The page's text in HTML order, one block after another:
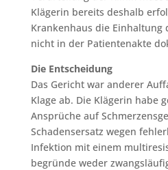
Klägerin bereits deshalb
Krankenhaus die Einhaltung
nicht in der Patientenakte
Die Entscheidung
Das Gericht war anderer
Klage ab. Die Klägerin habe
Ansprüche auf
Schadensersatz wegen
Infektion mit einem
begründe weder